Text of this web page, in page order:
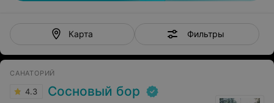
Карта Фильтры
САНАТОРИЙ
4.3 Сосновый бор